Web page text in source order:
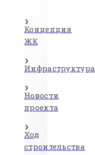
Концепция
ЖК
Инфраструктура
Новости
проекта
Ход
строительства